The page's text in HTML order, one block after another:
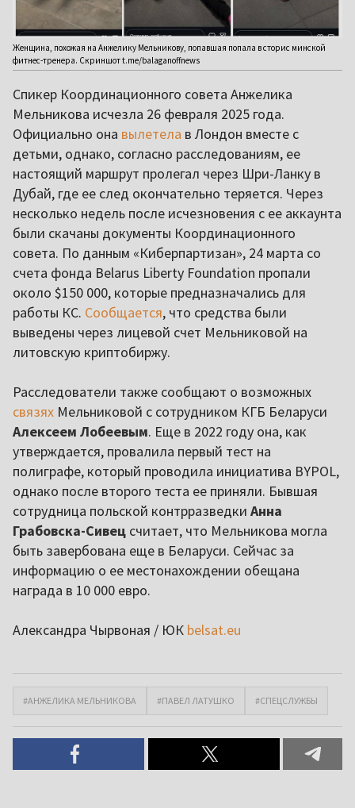
Женщина, похожая на Анжелику Мельникову, попавшая попала в сторис минской
фитнес-тренера. Скриншот t.me/balaganoffnews
Спикер Координационного совета Анжелика
Мельникова исчезла 26 февраля 2025 года.
Официально она вылетела в Лондон вместе с
детьми, однако, согласно расследованиям, ее
настоящий маршрут пролегал через Шри-Ланку в
Дубай, где ее след окончательно теряется. Через
несколько недель после исчезновения с ее аккаунта
были скачаны документы Координационного
совета. По данным «Киберпартизан», 24 марта со
счета фонда Belarus Liberty Foundation пропали
около $150 000, которые предназначались для
работы КС. Сообщается, что средства были
выведены через лицевой счет Мельниковой на
литовскую криптобиржу.
Расследователи также сообщают о возможных
связях Мельниковой с сотрудником КГБ Беларуси
Алексеем Лобеевым. Еще в 2022 году она, как
утверждается, провалила первый тест на
полиграфе, который проводила инициатива BYPOL,
однако после второго теста ее приняли. Бывшая
сотрудница польской контрразведки Анна
Грабовска-Сивец считает, что Мельникова могла
быть завербована еще в Беларуси. Сейчас за
информацию о ее местонахождении обещана
награда в 10 000 евро.
Александра Чырвоная / ЮК belsat.eu
#АНЖЕЛИКА МЕЛЬНИКОВА #ПАВЕЛ ЛАТУШКО #СПЕЦСЛУЖБЫ